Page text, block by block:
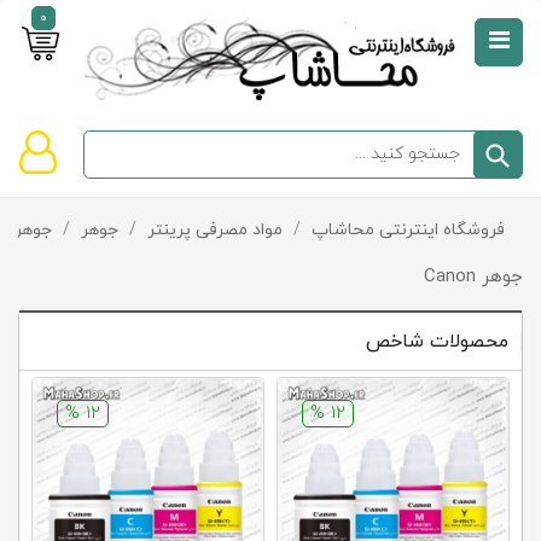
0
صفحه
دسته‌بندی
و
پیشنهادها
تماس
ما
سبد
خالی
فروشگاه اینترنتی محاشاپ / مواد مصرفی پرینتر / جوهر / جوهر Canon
جوهر Canon
محصولات شاخص
12 %
12 %